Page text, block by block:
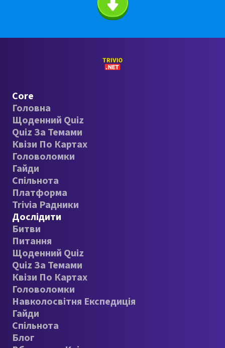
Core
Головна
Щоденний Quiz
Quiz За Темами
Квізи По Картах
Головоломки
Гайди
Спільнота
Платформа
Trivia Радники
Дослідити
Битви
Питання
Щоденний Quiz
Quiz За Темами
Квізи По Картах
Головоломки
Навколосвітня Експедиція
Гайди
Спільнота
Блог